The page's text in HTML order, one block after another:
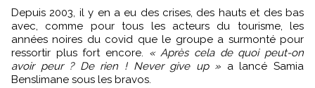
Depuis 2003, il y en a eu des crises, des hauts et des bas
avec, comme pour tous les acteurs du tourisme, les
années noires du covid que le groupe a surmonté pour
ressortir plus fort encore. « Après cela de quoi peut-on
avoir peur ? De rien ! Never give up » a lancé Samia
Benslimane sous les bravos.